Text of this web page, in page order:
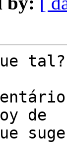
tal?
de